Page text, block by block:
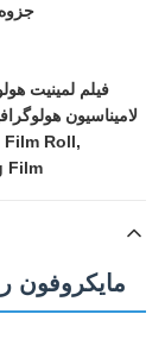
لامیناسیون
Roll,
Film
26